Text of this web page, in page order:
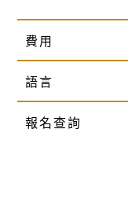
費用
語言
報名查詢